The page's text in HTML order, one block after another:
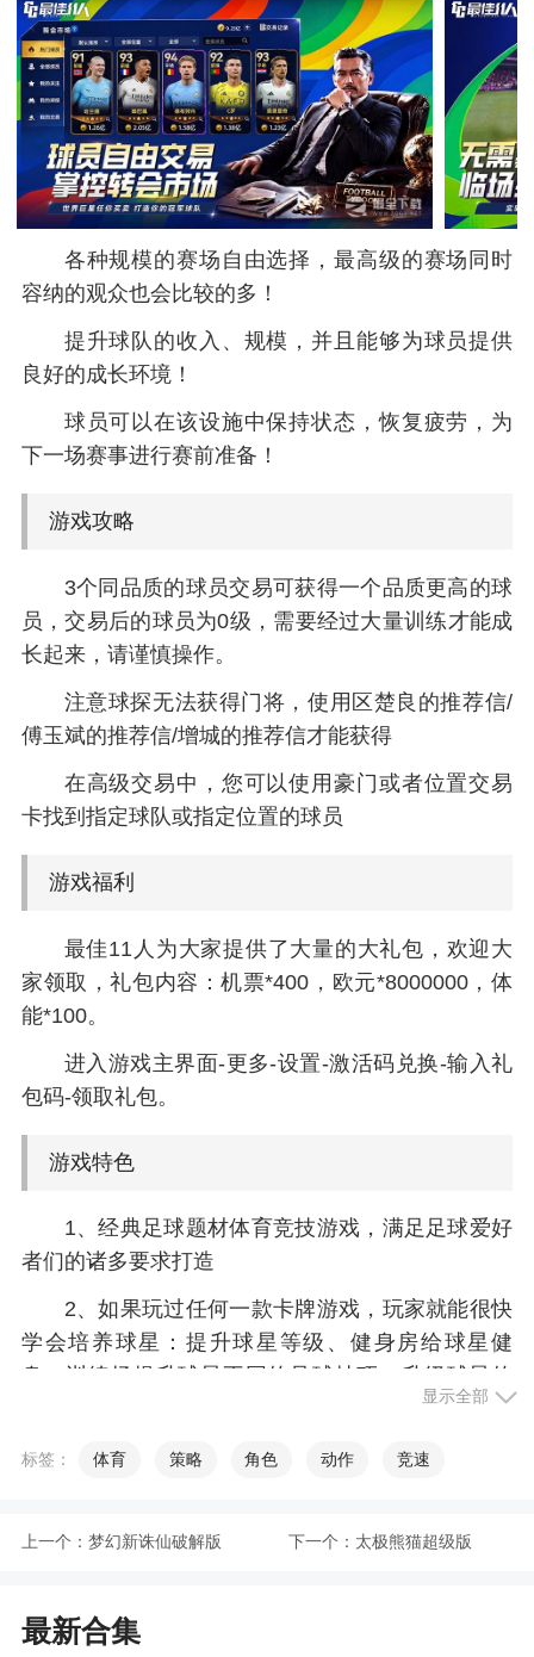
各种规模的赛场自由选择，最高级的赛场同时
容纳的观众也会比较的多！
提升球队的收入、规模，并且能够为球员提供
良好的成长环境！
球员可以在该设施中保持状态，恢复疲劳，为
下一场赛事进行赛前准备！
游戏攻略
3个同品质的球员交易可获得一个品质更高的球
员，交易后的球员为0级，需要经过大量训练才能成
长起来，请谨慎操作。
注意球探无法获得门将，使用区楚良的推荐信/
傅玉斌的推荐信/增城的推荐信才能获得
在高级交易中，您可以使用豪门或者位置交易
卡找到指定球队或指定位置的球员
游戏福利
最佳11人为大家提供了大量的大礼包，欢迎大
家领取，礼包内容：机票*400，欧元*8000000，体
能*100。
进入游戏主界面-更多-设置-激活码兑换-输入礼
包码-领取礼包。
游戏特色
1、经典足球题材体育竞技游戏，满足足球爱好
者们的诸多要求打造
2、如果玩过任何一款卡牌游戏，玩家就能很快
学会培养球星：提升球星等级、健身房给球星健
身、训练场提升球星不同的足球技巧、升级球星的
3、以绿茵场作为背景，很是清新雅致，具有很
4、通过交易的方式，将其他队伍的顶级球员拉
5、高清细腻的画面，逼真的动作模拟
显示全部
标签： 体育 策略 角色 动作 竞速
上一个： 梦幻新诛仙破解版 下一个： 太极熊猫超级版
最新合集